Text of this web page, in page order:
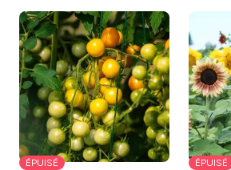
ÉPUISÉ ÉPUISÉ